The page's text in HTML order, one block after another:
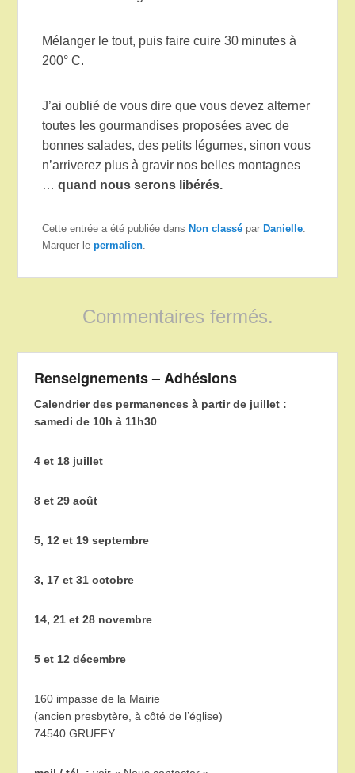
Mélanger le tout, puis faire cuire 30 minutes à
200° C.
J’ai oublié de vous dire que vous devez alterner
toutes les gourmandises proposées avec de
bonnes salades, des petits légumes, sinon vous
n’arriverez plus à gravir nos belles montagnes
…quand nous serons libérés.
Cette entrée a été publiée dans Non classé par Danielle.
Marquer lepermalien.
Commentaires fermés.
Renseignements – Adhésions
Calendrier des permanences à partir de juillet :
samedi de 10h à 11h30
4 et 18 juillet
8 et 29 août
5, 12 et 19 septembre
3, 17 et 31 octobre
14, 21 et 28 novembre
5 et 12 décembre
160 impasse de la Mairie
(ancien presbytère, à côté de l’église)
74540 GRUFFY